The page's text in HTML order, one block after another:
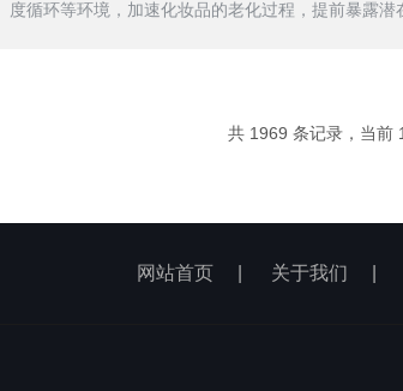
度循环等环境，加速化妆品的老化过程，提前暴露
共 1969 条记录，当前
网站首页 关于我们